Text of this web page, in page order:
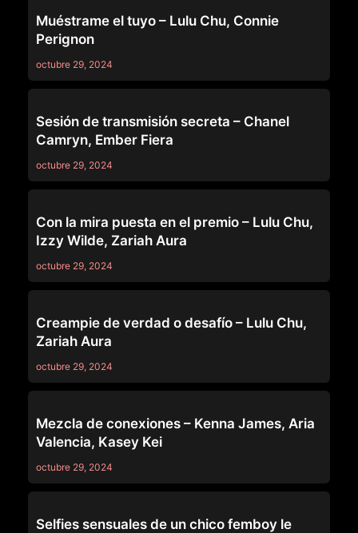
Muéstrame el tuyo – Lulu Chu, Connie
Perignon
octubre 29, 2024
Sesión de transmisión secreta – Chanel
Camryn, Ember Fiera
octubre 29, 2024
Con la mira puesta en el premio – Lulu Chu,
Izzy Wilde, Zariah Aura
octubre 29, 2024
Creampie de verdad o desafío – Lulu Chu,
Zariah Aura
octubre 29, 2024
Mezcla de conexiones – Kenna James, Aria
Valencia, Kasey Kei
octubre 29, 2024
Selfies sensuales de un chico femboy le